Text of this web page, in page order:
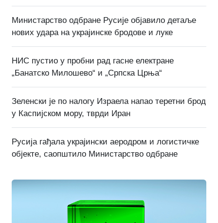
Министарство одбране Русије објавило детаље
нових удара на украјинске бродове и луке
НИС пустио у пробни рад гасне електране
„Банатско Милошево“ и „Српска Црња“
Зеленски је по налогу Израела напао теретни брод
у Каспијском мору, тврди Иран
Русија гађала украјински аеродром и логистичке
објекте, саопштило Министарство одбране